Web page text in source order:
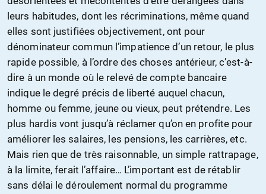
leurs habitudes, dont les récriminations, même quand
elles sont justifiées objectivement, ont pour
dénominateur commun l’impatience d’un retour, le plus
rapide possible, à l’ordre des choses antérieur, c’est-à-
dire à un monde où le relevé de compte bancaire
indique le degré précis de liberté auquel chacun,
homme ou femme, jeune ou vieux, peut prétendre. Les
plus hardis vont jusqu’à réclamer qu’on en profite pour
améliorer les salaires, les pensions, les carrières, etc.
Mais rien que de très raisonnable, un simple rattrapage,
à la limite, ferait l’affaire… L’important est de rétablir
sans délai le déroulement normal du programme